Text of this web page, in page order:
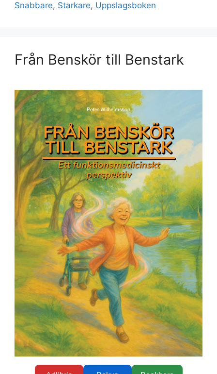
Snabbare, Starkare, Uppslagsboken
Från Benskör till Benstark